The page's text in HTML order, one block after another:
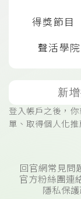
得獎節目
聲活學院
新
登入帳戶之後，
單、取得個人化推
回官網常見問
官方粉絲團連
隱私保